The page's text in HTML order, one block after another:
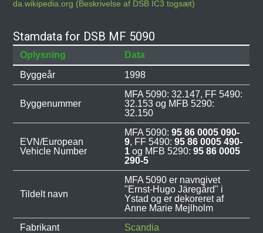
da.wikipedia.org (Beskrivelse af DSB IC3 togsæt)
Stamdata for DSB MF 5090
Oplysning
Data
Byggeår
1998
Byggenummer
MFA 5090: 32.147, FF 5490:
32.153 og MFB 5290:
32.150
EVN/European
Vehicle Number
MFA 5090:95 86 0005 090-
9, FF 5490:95 86 0005 490-
1 og MFB 5290:95 86 0005
290-5
Tildelt navn
MFA 5090 er navngivet
"Ernst-Hugo Järegård" i
Ystad og er dekoreret af
Anne Marie Mejlholm
Fabrikant
Scandia